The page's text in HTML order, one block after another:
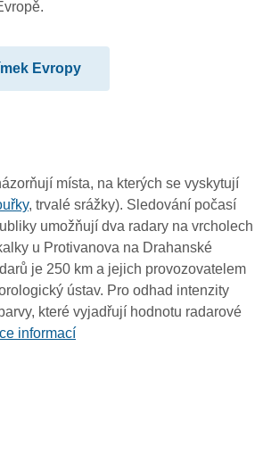
Evropy
místa, na kterých se vyskytují
, trvalé srážky). Sledování počasí
umožňují dva radary na vrcholech
u Protivanova na Drahanské
je 250 km a jejich provozovatelem
ústav. Pro odhad intenzity
které vyjadřují hodnotu radarové
informací